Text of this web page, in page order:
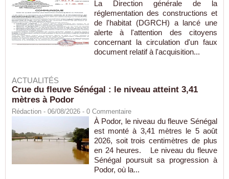
La Direction générale de la
réglementation des constructions et
de l'habitat (DGRCH) a lancé une
alerte à l'attention des citoyens
concernant la circulation d'un faux
document relatif à l'acquisition...
ACTUALITÉS
Crue du fleuve Sénégal : le niveau atteint 3,41
mètres à Podor
Rédaction - 06/08/2026 - 0 Commentaire
À Podor, le niveau du fleuve Sénégal
est monté à 3,41 mètres le 5 août
2026, soit trois centimètres de plus
en 24 heures. Le niveau du fleuve
Sénégal poursuit sa progression à
Podor, où la...